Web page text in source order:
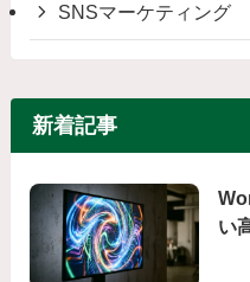
SNSマーケティング
新着記事
い